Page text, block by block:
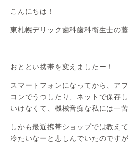
こんにちは！
東札幌デリック歯科歯科衛生士の藤
おととい携帯を変えましたー！
スマートフォンになってから、ア
コンでうつしたり、ネットで保存
いけなくて、機械音痴な私には一
しかも最近携帯ショップでは教え
冷たいなーと悲しんでいたのです